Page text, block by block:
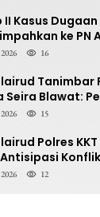
II Kasus
ke PN
16
Tanimbar
Seira Blawat:
Pidana
15
Polres
12